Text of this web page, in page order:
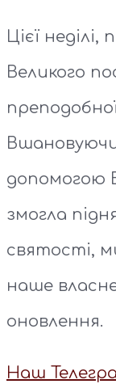
Цієї
Великого
допомогою
змогла
святості,
наше
оновлення.
Наш